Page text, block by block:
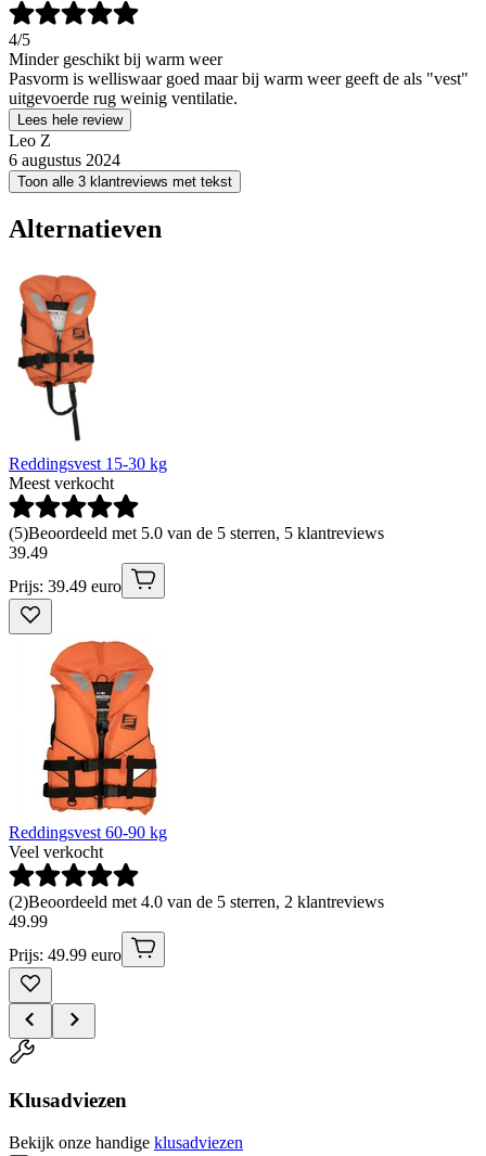
4/5
Minder geschikt bij warm weer
Pasvorm is welliswaar goed maar bij warm weer geeft de als "vest"
uitgevoerde rug weinig ventilatie.
Lees hele review
Leo Z
6 augustus 2024
Toon alle 3 klantreviews met tekst
Alternatieven
Reddingsvest 15-30 kg
Meest verkocht
(5)Beoordeeld met 5.0 van de 5 sterren, 5 klantreviews
39.49
Prijs: 39.49 euro
Reddingsvest 60-90 kg
Veel verkocht
(2)Beoordeeld met 4.0 van de 5 sterren, 2 klantreviews
49.99
Prijs: 49.99 euro
Klusadviezen
Bekijk onze handige klusadviezen